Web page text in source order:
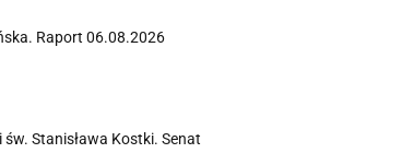
Raport 06.08.2026
Stanisława Kostki. Senat